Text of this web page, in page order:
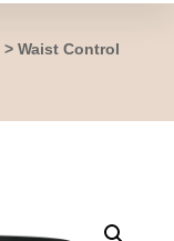
> Waist Control